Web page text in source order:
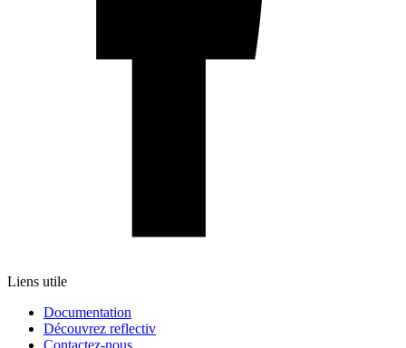
Liens utile
Documentation
Découvrez reflectiv
Contactez-nous